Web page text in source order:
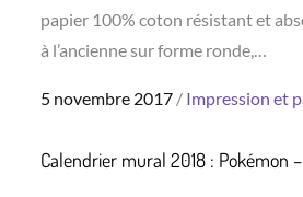
papier 100% coton résistant et
à l’ancienne sur forme ronde,…
Posted
5 novembre 2017 Impression et
Calendrier mural 2018 : Pokémon